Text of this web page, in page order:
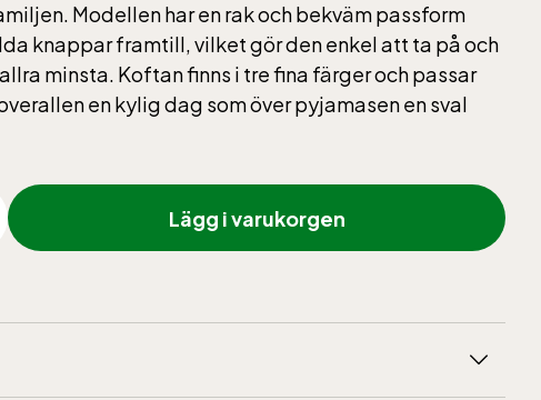
Modellen har en rak och bekväm passform
knappar framtill, vilket gör den enkel att ta på och
minsta. Koftan finns i tre fina färger och passar
en kylig dag som över pyjamasen en sval
Lägg i varukorgen